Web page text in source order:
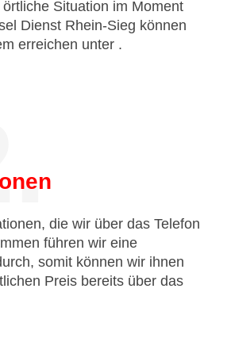
Situation im Moment
Dienst Rhein-Sieg können
erreichen unter .
die wir über das Telefon
führen wir eine
somit können wir ihnen
Preis bereits über das